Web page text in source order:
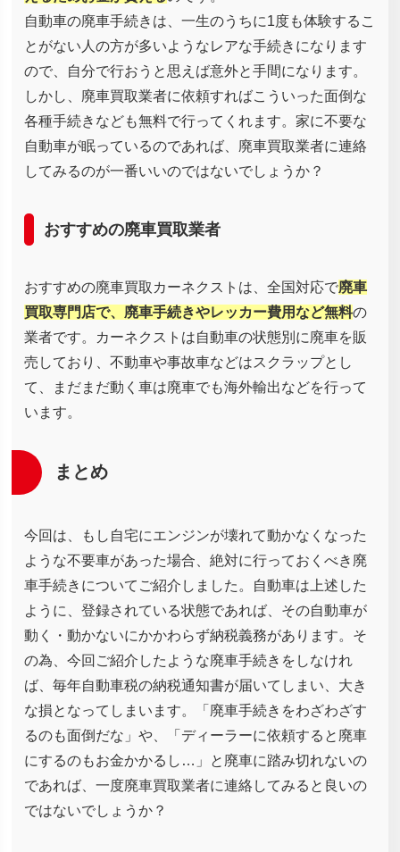
自動車の廃車手続きは、一生のうちに1度も体験するこ
とがない人の方が多いようなレアな手続きになります
ので、自分で行おうと思えば意外と手間になります。
しかし、廃車買取業者に依頼すればこういった面倒な
各種手続きなども無料で行ってくれます。家に不要な
自動車が眠っているのであれば、廃車買取業者に連絡
してみるのが一番いいのではないでしょうか？
おすすめの廃車買取業者
おすすめの廃車買取カーネクストは、全国対応で廃車
買取専門店で、廃車手続きやレッカー費用など無料の
業者です。カーネクストは自動車の状態別に廃車を販
売しており、不動車や事故車などはスクラップとし
て、まだまだ動く車は廃車でも海外輸出などを行って
います。
まとめ
今回は、もし自宅にエンジンが壊れて動かなくなった
ような不要車があった場合、絶対に行っておくべき廃
車手続きについてご紹介しました。自動車は上述した
ように、登録されている状態であれば、その自動車が
動く・動かないにかかわらず納税義務があります。そ
の為、今回ご紹介したような廃車手続きをしなけれ
ば、毎年自動車税の納税通知書が届いてしまい、大き
な損となってしまいます。「廃車手続きをわざわざす
るのも面倒だな」や、「ディーラーに依頼すると廃車
にするのもお金かかるし…」と廃車に踏み切れないの
であれば、一度廃車買取業者に連絡してみると良いの
ではないでしょうか？